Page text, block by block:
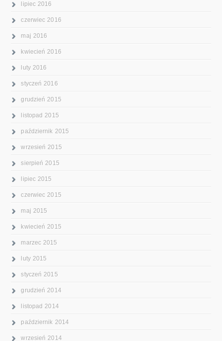
lipiec 2016
czerwiec 2016
maj 2016
kwiecień 2016
luty 2016
styczeń 2016
grudzień 2015
listopad 2015
październik 2015
wrzesień 2015
sierpień 2015
lipiec 2015
czerwiec 2015
maj 2015
kwiecień 2015
marzec 2015
luty 2015
styczeń 2015
grudzień 2014
listopad 2014
październik 2014
wrzesień 2014